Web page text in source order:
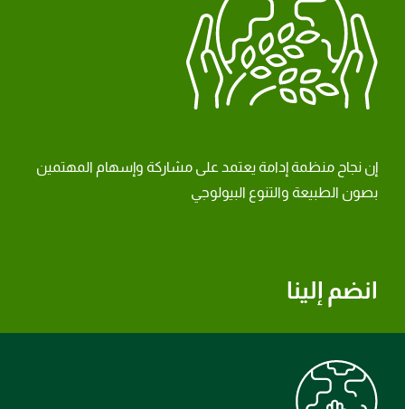
انضم إلينا
إن نجاح منظمة إدامة يعتمد على مشاركة وإسهام المهتمين
بصون الطبيعة والتنوع البيولوجي